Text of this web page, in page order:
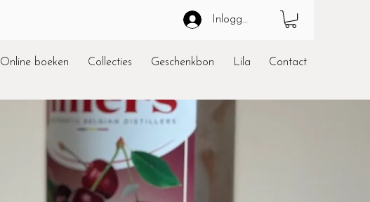
Inloggen
Online boeken Collecties Geschenkbon Lila Contact